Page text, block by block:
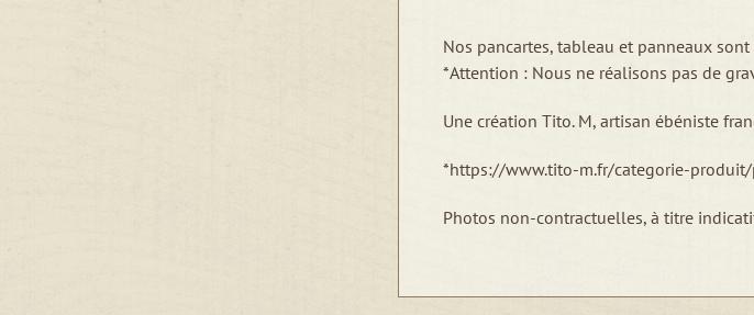
Nos pancartes, tableau et panneaux
*Attention : Nous ne réalisons pas de
Une création Tito. M, artisan ébéniste
*https://www.tito-m.fr/categorie-
Photos non-contractuelles, à titre